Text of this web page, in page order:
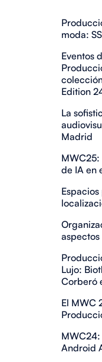
moda:
Eventos
Edition
La
Madrid
MWC25:
de IA en
aspectos
Lujo:
Corberó
El MWC
MWC24:
Android